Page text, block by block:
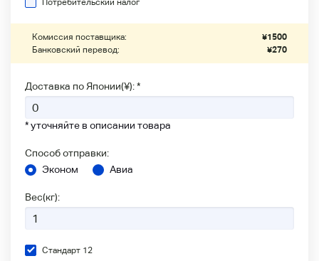
Потребительский налог
Комиссия поставщика: ¥1500
Банковский перевод:
¥270
Доставка по Японии(¥): *
* уточняйте в описании товара
Способ отправки:
Эконом
Авиа
Вес(кг):
Стандарт 12